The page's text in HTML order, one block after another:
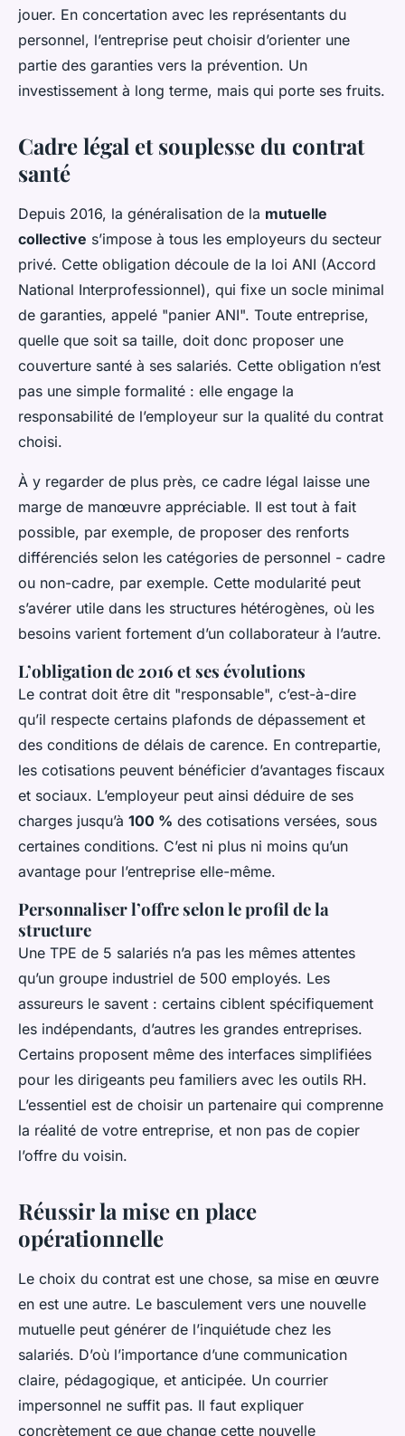
jouer. En concertation avec les représentants du
personnel, l’entreprise peut choisir d’orienter une
partie des garanties vers la prévention. Un
investissement à long terme, mais qui porte ses fruits.
Cadre légal et souplesse du contrat
santé
Depuis 2016, la généralisation de la mutuelle
collective s’impose à tous les employeurs du secteur
privé. Cette obligation découle de la loi ANI (Accord
National Interprofessionnel), qui fixe un socle minimal
de garanties, appelé "panier ANI". Toute entreprise,
quelle que soit sa taille, doit donc proposer une
couverture santé à ses salariés. Cette obligation n’est
pas une simple formalité : elle engage la
responsabilité de l’employeur sur la qualité du contrat
choisi.
À y regarder de plus près, ce cadre légal laisse une
marge de manœuvre appréciable. Il est tout à fait
possible, par exemple, de proposer des renforts
différenciés selon les catégories de personnel - cadre
ou non-cadre, par exemple. Cette modularité peut
s’avérer utile dans les structures hétérogènes, où les
besoins varient fortement d’un collaborateur à l’autre.
L’obligation de 2016 et ses évolutions
Le contrat doit être dit "responsable", c’est-à-dire
qu’il respecte certains plafonds de dépassement et
des conditions de délais de carence. En contrepartie,
les cotisations peuvent bénéficier d’avantages fiscaux
et sociaux. L’employeur peut ainsi déduire de ses
charges jusqu’à 100 % des cotisations versées, sous
certaines conditions. C’est ni plus ni moins qu’un
avantage pour l’entreprise elle-même.
Personnaliser l’offre selon le profil de la
structure
Une TPE de 5 salariés n’a pas les mêmes attentes
qu’un groupe industriel de 500 employés. Les
assureurs le savent : certains ciblent spécifiquement
les indépendants, d’autres les grandes entreprises.
Certains proposent même des interfaces simplifiées
pour les dirigeants peu familiers avec les outils RH.
L’essentiel est de choisir un partenaire qui comprenne
la réalité de votre entreprise, et non pas de copier
l’offre du voisin.
Réussir la mise en place
opérationnelle
Le choix du contrat est une chose, sa mise en œuvre
en est une autre. Le basculement vers une nouvelle
mutuelle peut générer de l’inquiétude chez les
salariés. D’où l’importance d’une communication
claire, pédagogique, et anticipée. Un courrier
impersonnel ne suffit pas. Il faut expliquer
concrètement ce que change cette nouvelle